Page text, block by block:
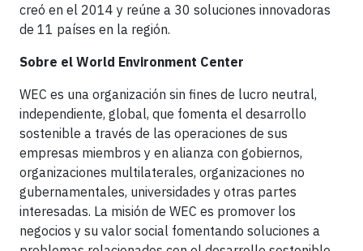
creó en el 2014 y reúne a 30 soluciones innovadoras
de 11 países en la región.
Sobre el World Environment Center
WEC es una organización sin fines de lucro neutral,
independiente, global, que fomenta el desarrollo
sostenible a través de las operaciones de sus
empresas miembros y en alianza con gobiernos,
organizaciones multilaterales, organizaciones no
gubernamentales, universidades y otras partes
interesadas. La misión de WEC es promover los
negocios y su valor social fomentando soluciones a